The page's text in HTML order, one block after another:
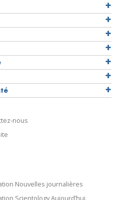
nous
Nouvelles journalières
Scientology Aujourd’hui